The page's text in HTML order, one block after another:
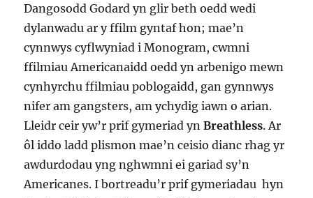
Dangosodd Godard yn glir beth oedd wedi
dylanwadu ar y ffilm gyntaf hon; mae’n
cynnwys cyflwyniad i Monogram, cwmni
ffilmiau Americanaidd oedd yn arbenigo mewn
cynhyrchu ffilmiau poblogaidd, gan gynnwys
nifer am gangsters, am ychydig iawn o arian.
Lleidr ceir yw’r prif gymeriad ynBreathless. Ar
ôl iddo ladd plismon mae’n ceisio dianc rhag yr
awdurdodau yng nghwmni ei gariad sy’n
Americanes. I bortreadu’r prif gymeriadau hyn